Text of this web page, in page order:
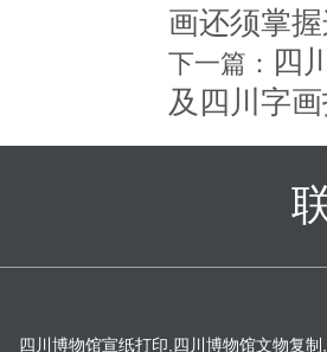
画还须掌
下一篇： 四
及四川字
四川博物馆宣纸打印,四川博物馆文物复